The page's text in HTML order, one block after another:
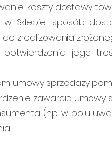
koszty dostawy
Sklepie: sposób
zrealizowania
jego
umowy sprzedaży
zawarcia umowy
(np. w polu